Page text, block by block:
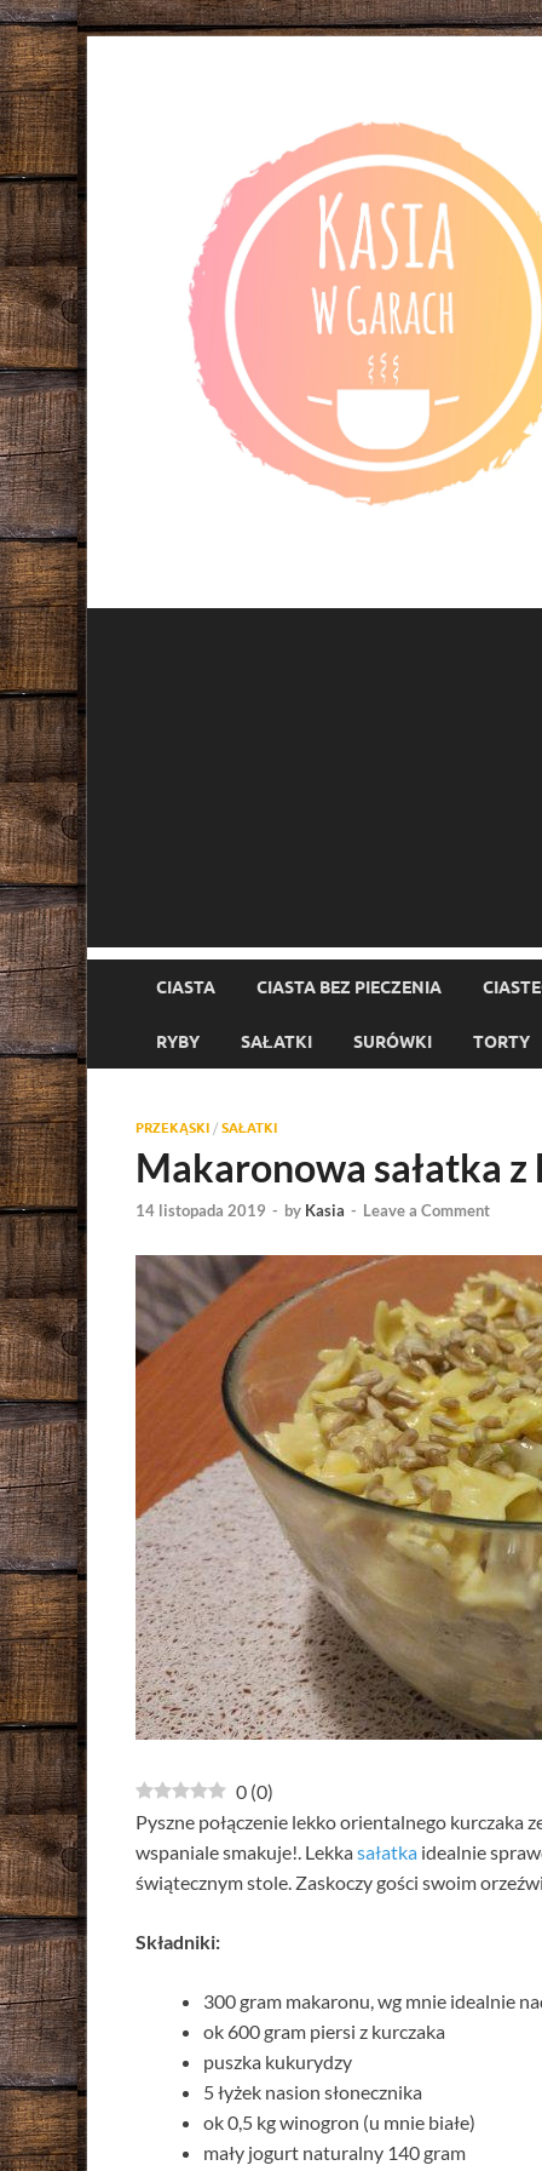
CIASTA CIASTA BEZ PIECZENIA
RYBY SAŁATKI SURÓWKI TORTY
PRZEKĄSKI / SAŁATKI
Makaronowa sałatka
14 listopada 2019 - by Kasia - Leave a Comment
0 (0)
Pyszne połączenie lekko orientalnego kurczaka
wspaniale smakuje!. Lekkasałatka idealnie
świątecznym stole. Zaskoczy gości swoim
Składniki:
300 gram makaronu, wg mnie idealnie
ok 600 gram piersi z kurczaka
puszka kukurydzy
5 łyżek nasion słonecznika
ok 0,5 kg winogron (u mnie białe)
mały jogurt naturalny 140 gram